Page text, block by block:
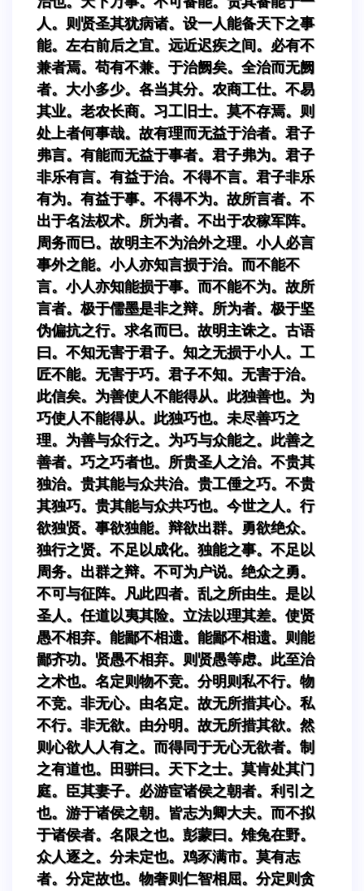
人。则贤圣其犹病诸。设一人能备天下之事
能。左右前后之宜。远近迟疾之间。必有不
兼者焉。苟有不兼。于治阙矣。全治而无阙
者。大小多少。各当其分。农商工仕。不易
其业。老农长商。习工旧士。莫不存焉。则
处上者何事哉。故有理而无益于治者。君子
弗言。有能而无益于事者。君子弗为。君子
非乐有言。有益于治。不得不言。君子非乐
有为。有益于事。不得不为。故所言者。不
出于名法权术。所为者。不出于农稼军阵。
周务而巳。故明主不为治外之理。小人必言
事外之能。小人亦知言损于治。而不能不
言。小人亦知能损于事。而不能不为。故所
言者。极于儒墨是非之辩。所为者。极于坚
伪偏抗之行。求名而巳。故明主诛之。古语
曰。不知无害于君子。知之无损于小人。工
匠不能。无害于巧。君子不知。无害于治。
此信矣。为善使人不能得从。此独善也。为
巧使人不能得从。此独巧也。未尽善巧之
理。为善与众行之。为巧与众能之。此善之
善者。巧之巧者也。所贵圣人之治。不贵其
独治。贵其能与众共治。贵工倕之巧。不贵
其独巧。贵其能与众共巧也。今世之人。行
欲独贤。事欲独能。辩欲出群。勇欲绝众。
独行之贤。不足以成化。独能之事。不足以
周务。出群之辩。不可为户说。绝众之勇。
不可与征阵。凡此四者。乱之所由生。是以
圣人。任道以夷其险。立法以理其差。使贤
愚不相弃。能鄙不相遗。能鄙不相遗。则能
鄙齐功。贤愚不相弃。则贤愚等虑。此至治
之术也。名定则物不竞。分明则私不行。物
不竞。非无心。由名定。故无所措其心。私
不行。非无欲。由分明。故无所措其欲。然
则心欲人人有之。而得同于无心无欲者。制
之有道也。田骈曰。天下之士。莫肯处其门
庭。臣其妻子。必游宦诸侯之朝者。利引之
也。游于诸侯之朝。皆志为卿大夫。而不拟
于诸侯者。名限之也。彭蒙曰。雉兔在野。
众人逐之。分未定也。鸡豕满市。莫有志
者。分定故也。物奢则仁智相屈。分定则贪